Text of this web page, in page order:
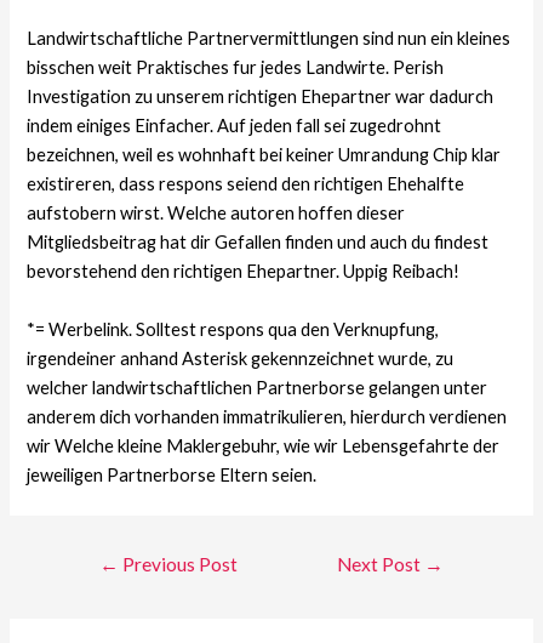
Landwirtschaftliche Partnervermittlungen sind nun ein kleines
bisschen weit Praktisches fur jedes Landwirte. Perish
Investigation zu unserem richtigen Ehepartner war dadurch
indem einiges Einfacher. Auf jeden fall sei zugedrohnt
bezeichnen, weil es wohnhaft bei keiner Umrandung Chip klar
existireren, dass respons seiend den richtigen Ehehalfte
aufstobern wirst. Welche autoren hoffen dieser
Mitgliedsbeitrag hat dir Gefallen finden und auch du findest
bevorstehend den richtigen Ehepartner. Uppig Reibach!
*= Werbelink. Solltest respons qua den Verknupfung,
irgendeiner anhand Asterisk gekennzeichnet wurde, zu
welcher landwirtschaftlichen Partnerborse gelangen unter
anderem dich vorhanden immatrikulieren, hierdurch verdienen
wir Welche kleine Maklergebuhr, wie wir Lebensgefahrte der
jeweiligen Partnerborse Eltern seien.
← Previous Post Next Post →